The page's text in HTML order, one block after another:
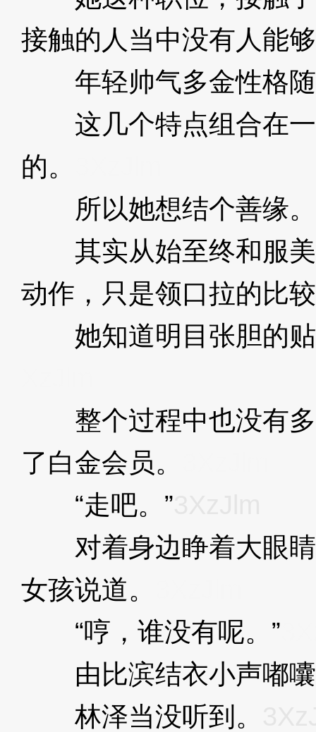
接触的人当中没有人能
年轻帅气多金性格随
这几个特点组合在一
的。
所以她想结个善缘。
其实从始至终和服美
动作，只是领口拉的比
她知道明目张胆的贴
整个过程中也没有多
了白金会员。
“走吧。”
对着身边睁着大眼睛
女孩说道。
“哼，谁没有呢。”
由比滨结衣小声嘟囔
林泽当没听到。